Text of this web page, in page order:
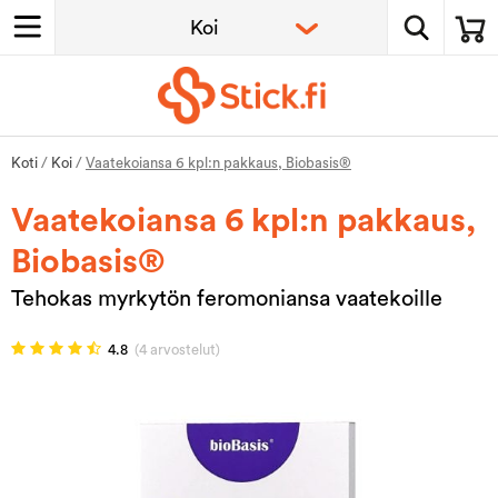
Koti / Koi / Vaatekoiansa 6 kpl:n pakkaus, Biobasis®
Vaatekoiansa 6 kpl:n pakkaus,
Biobasis®
Tehokas myrkytön feromoniansa vaatekoille
4.8 (4 arvostelut)